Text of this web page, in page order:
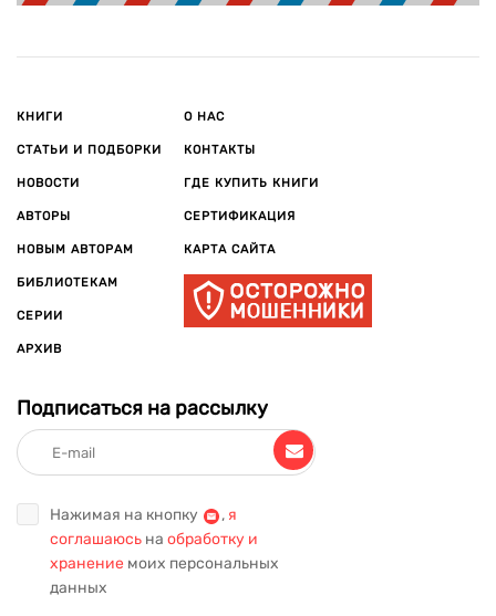
КНИГИ
СТАТЬИ И ПОДБОРКИ
НОВОСТИ
АВТОРЫ
НОВЫМ АВТОРАМ
БИБЛИОТЕКАМ
СЕРИИ
АРХИВ
О НАС
КОНТАКТЫ
ГДЕ КУПИТЬ КНИГИ
СЕРТИФИКАЦИЯ
КАРТА САЙТА
Подписаться на рассылку
Нажимая на кнопку , я
соглашаюсь на обработку и
хранение моих персональных
данных